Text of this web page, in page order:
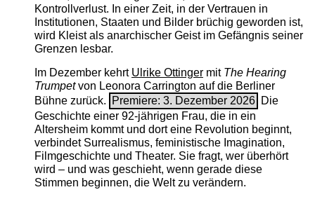
Kontrollverlust. In einer Zeit, in der Vertrauen in
Institutionen, Staaten und Bilder brüchig geworden ist,
wird Kleist als anarchischer Geist im Gefängnis seiner
Grenzen lesbar.
Im Dezember kehrt Ulrike Ottingermit The ­Hearing
Trumpetvon Leonora Carrington auf die Berliner
Bühne zurück.
Premiere: 3. Dezember 2026 Die
Geschichte einer 92-jährigen Frau, die in ein
Altersheim kommt und dort eine Revolution beginnt,
verbindet Surrealismus, feministische Imagination,
Filmgeschichte und Theater. Sie fragt, wer überhört
wird – und was geschieht, wenn gerade diese
Stimmen beginnen, die Welt zu verändern.